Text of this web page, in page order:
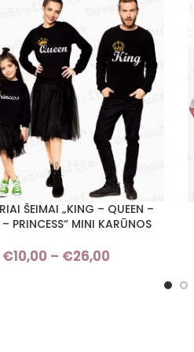
SAVYBES
ŠEIMAI „KING – QUEEN –
– PRINCESS“ MINI KARŪNOS
€10,00 – €26,00
€10,00